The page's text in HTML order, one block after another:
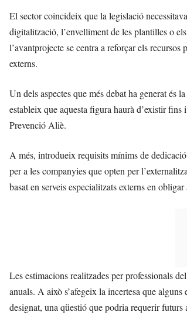
El sector coincideix que la legislació
digitalització, l’envelliment de les plantilles o
l’avantprojecte se centra a reforçar els
externs.
Un dels aspectes que més debat ha generat és
estableix que aquesta figura haurà d’existir
Prevenció Aliè.
A més, introdueix requisits mínims de
per a les companyies que opten per
basat en serveis especialitzats externs en
Les estimacions realitzades per professionals
anuals. A això s’afegeix la incertesa que
designat, una qüestió que podria requerir